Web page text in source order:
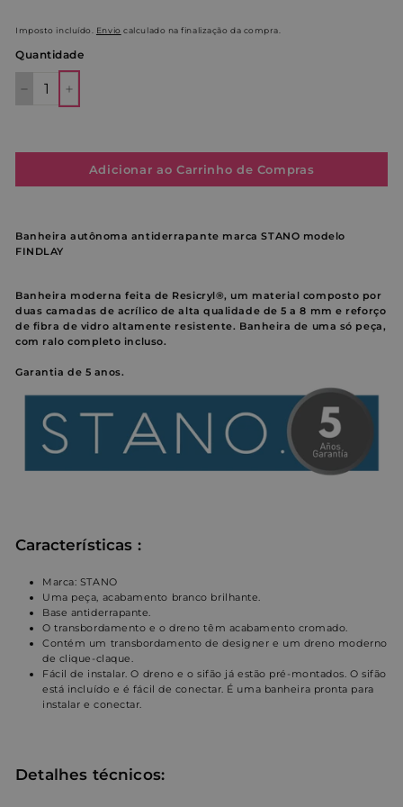
Imposto incluído. Envio calculado na finalização da compra.
Quantidade
Adicionar ao Carrinho de Compras
Banheira autônoma antiderrapante marca STANO modelo
FINDLAY
Banheira moderna feita de Resicryl®, um material composto por
duas camadas de acrílico de alta qualidade de 5 a 8 mm e reforço
de fibra de vidro altamente resistente. Banheira de uma só peça,
com ralo completo incluso.
Garantia de 5 anos.
Características :
Marca: STANO
Uma peça, acabamento branco brilhante.
Base antiderrapante.
O transbordamento e o dreno têm acabamento cromado.
Contém um transbordamento de designer e um dreno moderno
de clique-claque.
Fácil de instalar. O dreno e o sifão já estão pré-montados. O sifão
está incluído e é fácil de conectar. É uma banheira pronta para
instalar e conectar.
Detalhes técnicos: